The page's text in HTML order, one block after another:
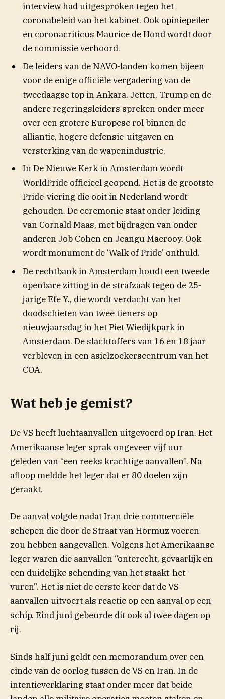
interview had uitgesproken tegen het
coronabeleid van het kabinet. Ook opiniepeiler
en coronacriticus Maurice de Hond wordt door
de commissie verhoord.
De leiders van de NAVO-landen komen bijeen
voor de enige officiële vergadering van de
tweedaagse top in Ankara. Jetten, Trump en de
andere regeringsleiders spreken onder meer
over een grotere Europese rol binnen de
alliantie, hogere defensie-uitgaven en
versterking van de wapenindustrie.
In De Nieuwe Kerk in Amsterdam wordt
WorldPride officieel geopend. Het is de grootste
Pride-viering die ooit in Nederland wordt
gehouden. De ceremonie staat onder leiding
van Cornald Maas, met bijdragen van onder
anderen Job Cohen en Jeangu Macrooy. Ook
wordt monument de ‘Walk of Pride’ onthuld.
De rechtbank in Amsterdam houdt een tweede
openbare zitting in de strafzaak tegen de 25-
jarige Efe Y., die wordt verdacht van het
doodschieten van twee tieners op
nieuwjaarsdag in het Piet Wiedijkpark in
Amsterdam. De slachtoffers van 16 en 18 jaar
verbleven in een asielzoekerscentrum van het
COA.
Wat heb je gemist?
De VS heeft luchtaanvallen uitgevoerd op Iran. Het
Amerikaanse leger sprak ongeveer vijf uur
geleden van “een reeks krachtige aanvallen”. Na
afloop meldde het leger dat er 80 doelen zijn
geraakt.
De aanval volgde nadat Iran drie commerciële
schepen die door de Straat van Hormuz voeren
zou hebben aangevallen. Volgens het Amerikaanse
leger waren die aanvallen “onterecht, gevaarlijk en
een duidelijke schending van het staakt-het-
vuren”. Het is niet de eerste keer dat de VS
aanvallen uitvoert als reactie op een aanval op een
schip. Eind juni gebeurde dit ook al twee dagen op
rij.
Sinds half juni geldt een memorandum over een
einde van de oorlog tussen de VS en Iran. In de
intentieverklaring staat onder meer dat beide